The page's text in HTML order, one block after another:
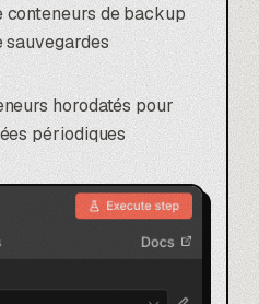
conteneurs de backup
sauvegardes
horodatés pour
périodiques